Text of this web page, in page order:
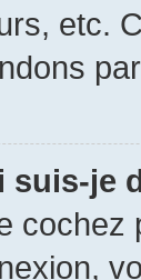
etc.
suis-je
cochez